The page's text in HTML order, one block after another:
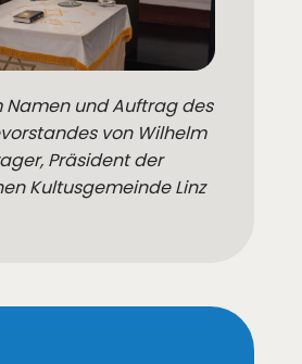
Namen und Auftrag des
von Wilhelm
Präsident der
Kultusgemeinde Linz